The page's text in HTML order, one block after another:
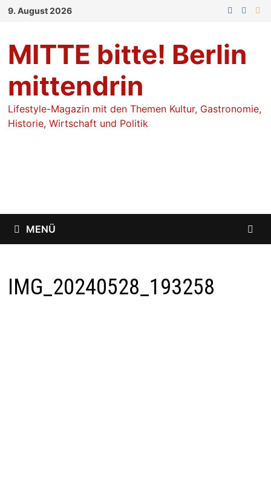
Zum
9. August 2026
MITTE bitte! Berlin
mittendrin
Lifestyle-Magazin mit den Themen Kultur, Gastronomie,
Historie, Wirtschaft und Politik
MENÜ
IMG_20240528_193258